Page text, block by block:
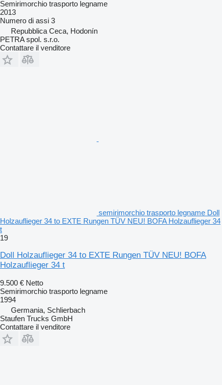
Semirimorchio trasporto legname
2013
Numero di assi 3
Repubblica Ceca, Hodonín
PETRA spol. s.r.o.
Contattare il venditore
semirimorchio trasporto legname Doll
Holzauflieger 34 to EXTE Rungen TÜV NEU! BOFA Holzauflieger 34
t
19
Doll Holzauflieger 34 to EXTE Rungen TÜV NEU! BOFA
Holzauflieger 34 t
9.500 € Netto
Semirimorchio trasporto legname
1994
Germania, Schlierbach
Staufen Trucks GmbH
Contattare il venditore